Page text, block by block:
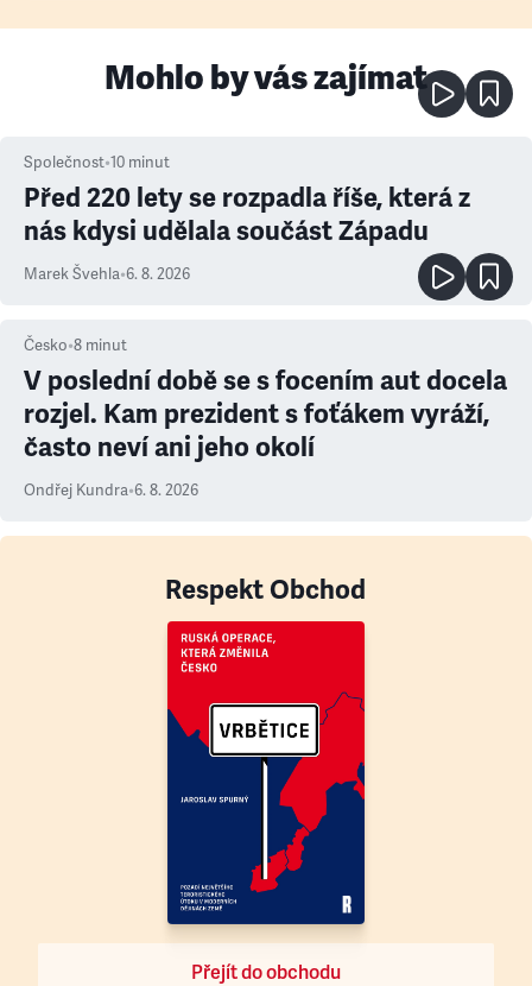
Mohlo by vás zajímat
Společnost•10 minut
Před 220 lety se rozpadla říše, která z
nás kdysi udělala součást Západu
Marek Švehla•6. 8. 2026
Česko•8 minut
V poslední době se s focením aut docela
rozjel. Kam prezident s foťákem vyráží,
často neví ani jeho okolí
Ondřej Kundra•6. 8. 2026
Respekt Obchod
Přejít do obchodu